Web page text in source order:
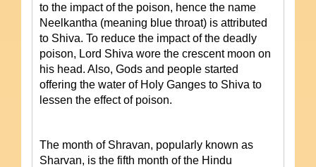
to the impact of the poison, hence the name
Neelkantha (meaning blue throat) is attributed
to Shiva. To reduce the impact of the deadly
poison, Lord Shiva wore the crescent moon on
his head. Also, Gods and people started
offering the water of Holy Ganges to Shiva to
lessen the effect of poison.
The month of Shravan, popularly known as
Sharvan, is the fifth month of the Hindu